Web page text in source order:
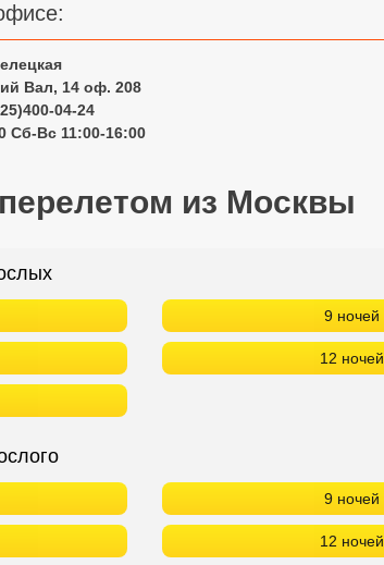
Вал, 14 оф. 208
04-24
Сб-Вс 11:00-16:00
из Москвы
9 ночей
12 ночей
9 ночей
12 ночей